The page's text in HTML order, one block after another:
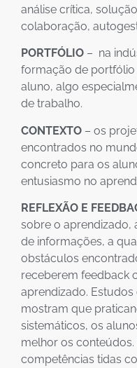
análise crítica,
colaboração,
PORTFÓLIO – na
formação de
aluno, algo
de trabalho.
CONTEXTO – os
encontrados no
concreto para os
entusiasmo no
REFLEXÃO E
sobre o aprendizado,
de informações, a
obstáculos
receberem feedback
aprendizado.
mostram que
sistemáticos, os
melhor os
competências tidas